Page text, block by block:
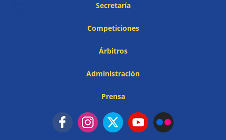
Secretaría
Competiciones
Árbitros
Administración
Prensa